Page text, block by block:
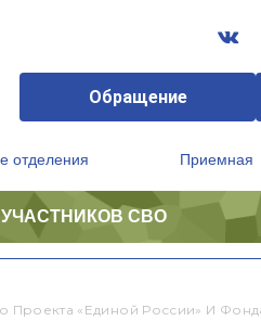
Обращение
отделения Приемная
СВО
Проекта «Единой России» И